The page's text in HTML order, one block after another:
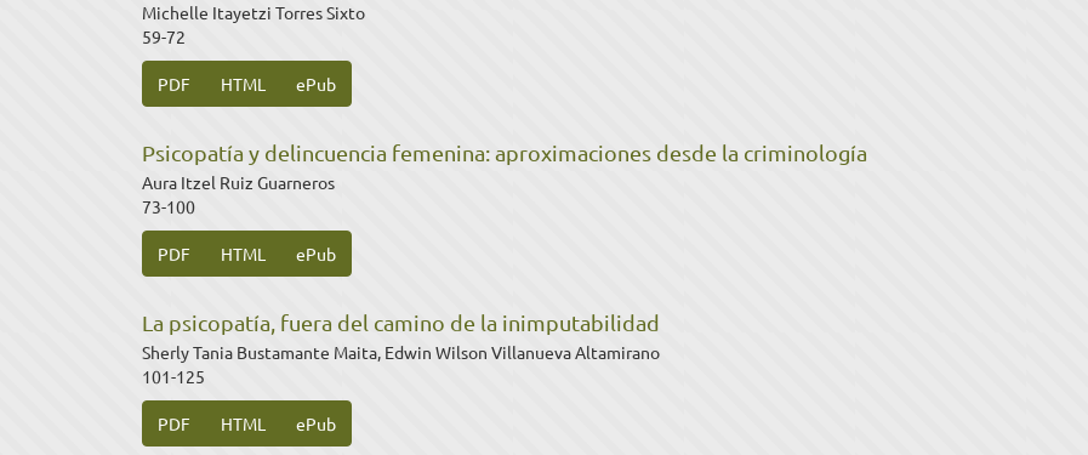
Michelle Itayetzi Torres Sixto
59-72
PDF HTML ePub
Psicopatía y delincuencia femenina: aproximaciones desde la criminología
Aura Itzel Ruiz Guarneros
73-100
PDF HTML ePub
La psicopatía, fuera del camino de la inimputabilidad
Sherly Tania Bustamante Maita, Edwin Wilson Villanueva Altamirano
101-125
PDF HTML ePub